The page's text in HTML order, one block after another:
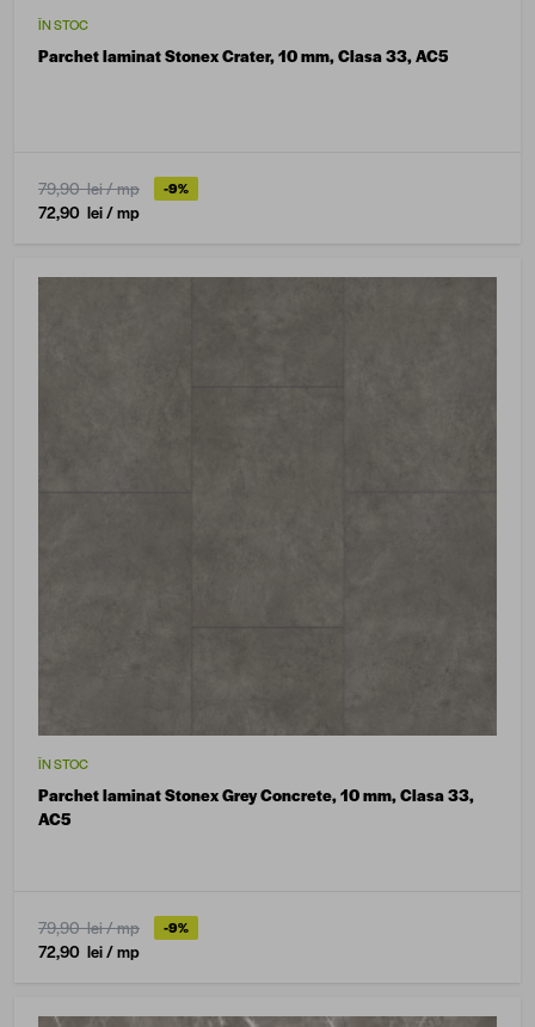
ÎN STOC
Parchet laminat Stonex Crater, 10 mm, Clasa 33, AC5
79,90 lei/ mp -9%
72,90 lei/ mp
ÎN STOC
Parchet laminat Stonex Grey Concrete, 10 mm, Clasa 33,
AC5
79,90 lei/ mp -9%
72,90 lei/ mp